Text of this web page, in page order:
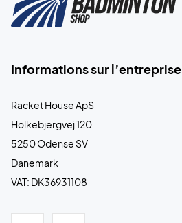
Informations sur l’entreprise
Racket House ApS
Holkebjergvej 120
5250 Odense SV
Danemark
VAT: DK36931108